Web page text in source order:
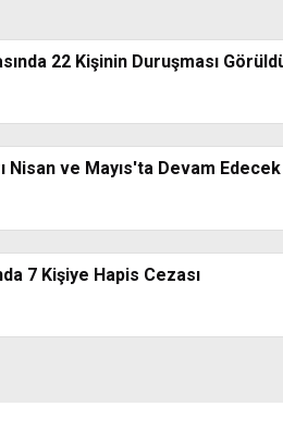
22 Kişinin Duruşması
Nisan ve Mayıs'ta Devam Edecek
7 Kişiye Hapis Cezası